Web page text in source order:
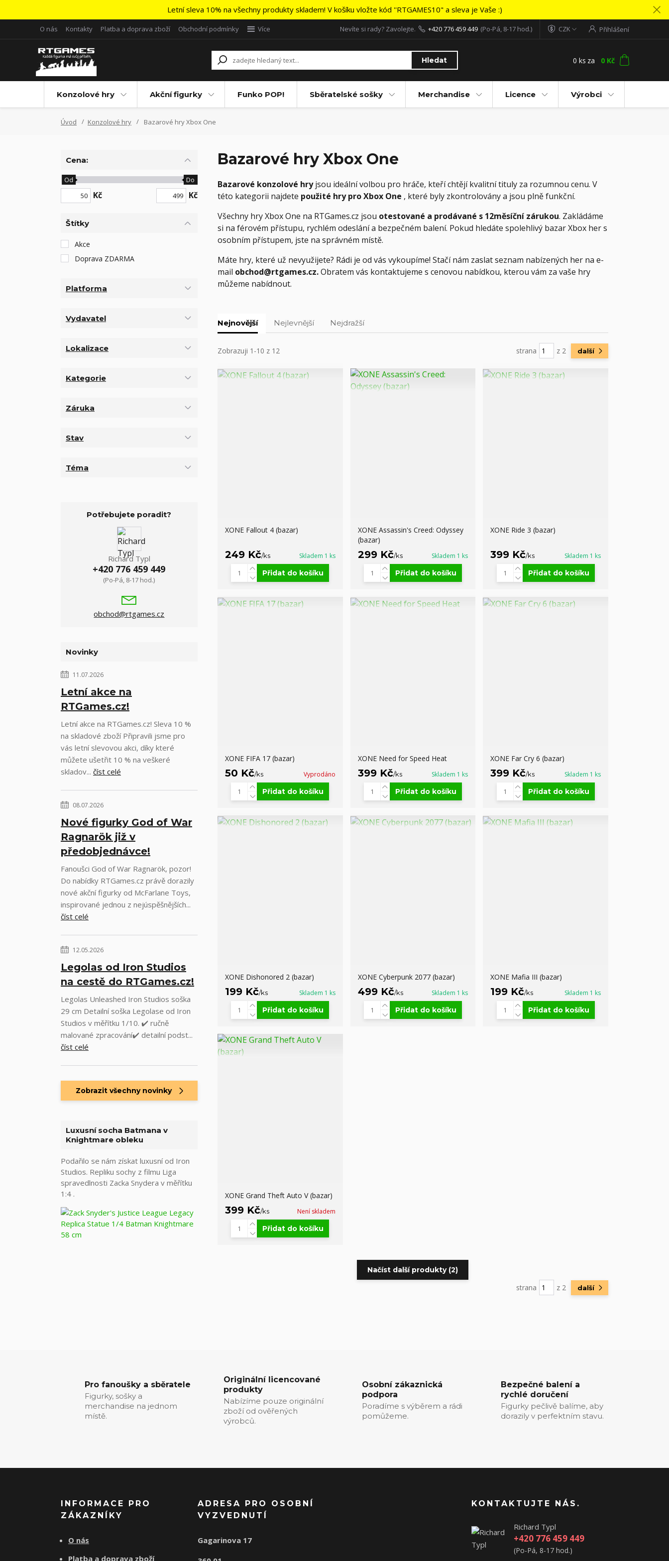
Letní sleva 10% na všechny produkty skladem! V košíku vložte kód ''RTGAMES10" a sleva je Vaše :)
O nás Kontakty Platba a doprava zboží Obchodní podmínky Více CZK Přihlášení
Hledat
Nevíte si rady? Zavolejte. +420 776 459 449 (Po-Pá, 8-17 hod.)
0 ks za 0 Kč
Konzolové hry Akční figurky Funko POP! Sběratelské sošky Merchandise Licence Výrobci
Úvod Konzolové hry Bazarové hry Xbox One
Bazarové hry Xbox One
Bazarové konzolové hryjsou ideální volbou pro hráče, kteří chtějí kvalitní tituly za rozumnou cenu. V
této kategorii najdete použité hry pro Xbox One , které byly zkontrolovány a jsou plně funkční.
Všechny hry Xbox One na RTGames.cz jsou otestované a prodávané s 12měsíční zárukou. Zakládáme
si na férovém přístupu, rychlém odeslání a bezpečném balení. Pokud hledáte spolehlivý bazar Xbox her s
osobním přístupem, jste na správném místě.
Máte hry, které už nevyužijete? Rádi je od vás vykoupíme! Stačí nám zaslat seznam nabízených her na e-
mail obchod@rtgames.cz.Obratem vás kontaktujeme s cenovou nabídkou, kterou vám za vaše hry
můžeme nabídnout.
Nejnovější Nejlevnější Nejdražší
Zobrazuji 1-10 z 12 strana z 2 další
XONE Fallout 4 (bazar)
249 Kč/ks Skladem 1 ks
Přidat do košíku
XONE Assassin's Creed: Odyssey
(bazar)
299 Kč/ks Skladem 1 ks
Přidat do košíku
XONE Ride 3 (bazar)
399 Kč/ks Skladem 1 ks
Přidat do košíku
XONE FIFA 17 (bazar)
50 Kč/ks Vyprodáno
Přidat do košíku
XONE Need for Speed Heat
399 Kč/ks Skladem 1 ks
Přidat do košíku
XONE Far Cry 6 (bazar)
399 Kč/ks Skladem 1 ks
Přidat do košíku
XONE Dishonored 2 (bazar)
199 Kč/ks Skladem 1 ks
Přidat do košíku
XONE Cyberpunk 2077 (bazar)
499 Kč/ks Skladem 1 ks
Přidat do košíku
XONE Mafia III (bazar)
199 Kč/ks Skladem 1 ks
Přidat do košíku
XONE Grand Theft Auto V (bazar)
399 Kč/ks Není skladem
Přidat do košíku
Načíst další produkty (2)
strana z 2 další
Cena:
Kč
Od Do
Kč
Štítky
Akce
Doprava ZDARMA
Platforma
Vydavatel
Lokalizace
Kategorie
Záruka
Stav
Téma
Potřebujete poradit?
Richard Typl
+420 776 459 449
(Po-Pá, 8-17 hod.)
obchod@rtgames.cz
Novinky
11.07.2026
Letní akce na
RTGames.cz!
Letní akce na RTGames.cz! Sleva 10 %
na skladové zboží Připravili jsme pro
vás letní slevovou akci, díky které
můžete ušetřit 10 % na veškeré
skladov... číst celé
08.07.2026
Nové figurky God of War
Ragnarök již v
předobjednávce!
Fanoušci God of War Ragnarök, pozor!
Do nabídky RTGames.cz právě dorazily
nové akční figurky od McFarlane Toys,
inspirované jednou z nejúspěšnějších...
číst celé
12.05.2026
Legolas od Iron Studios
na cestě do RTGames.cz!
Legolas Unleashed Iron Studios soška
29 cm Detailní soška Legolase od Iron
Studios v měřítku 1/10. ✔️ ručně
malované zpracování✔️ detailní podst...
číst celé
Zobrazit všechny novinky
Luxusní socha Batmana v
Knightmare obleku
Podařilo se nám získat luxusní od Iron
Studios. Repliku sochy z filmu Liga
spravedlnosti Zacka Snydera v měřítku
1:4 .
Pro fanoušky a sběratele
Figurky, sošky a
merchandise na jednom
místě.
Originální licencované
produkty
Nabízíme pouze originální
zboží od ověřených
výrobců.
Osobní zákaznická
podpora
Poradíme s výběrem a rádi
pomůžeme.
Bezpečné balení a
rychlé doručení
Figurky pečlivě balíme, aby
dorazily v perfektním stavu.
INFORMACE PRO
ZÁKAZNÍKY
O nás
Platba a doprava zboží
ADRESA PRO OSOBNÍ
VYZVEDNUTÍ
Gagarinova 17
KONTAKTUJTE NÁS.
Richard Typl
+420 776 459 449
(Po-Pá, 8-17 hod.)